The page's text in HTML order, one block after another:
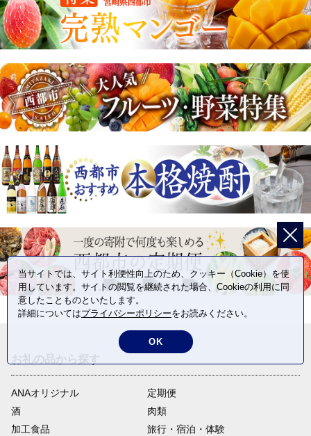
ANAオリジナル
定期便
酒
肉類
加工食品
旅行・宿泊・体験
当サイトでは、サイト利便性向上のため、クッキー（Cookie）を使
用しています。サイトの閲覧を継続された場合、Cookieの利用に同
意したことものといたします。
詳細についてはプライバシーポリシーをお読みください。
OK